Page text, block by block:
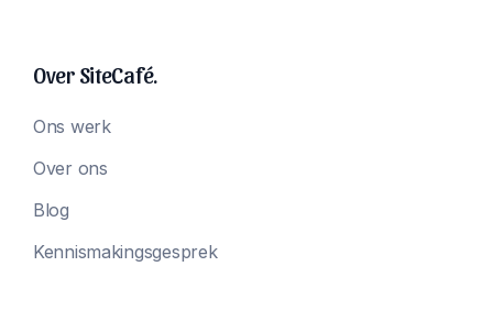
Over SiteCafé.
Ons werk
Over ons
Blog
Kennismakingsgesprek